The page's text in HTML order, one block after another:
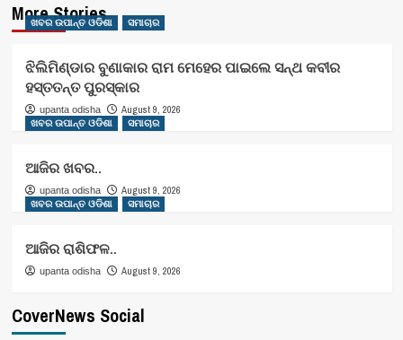
More Stories
ଖବର ଉପାନ୍ତ ଓଡିଶା ସମାଚାର
ଝିଲିମିଣ୍ଡାର ବୁଣାକାର ରାମ ମେହେର ପାଇଲେ ସନ୍ଥ କବୀର
ହସ୍ତତନ୍ତ ପୁରସ୍କାର
upanta odisha
August 9, 2026
ଖବର ଉପାନ୍ତ ଓଡିଶା
ସମାଚାର
ଆଜିର ଖବର..
upanta odisha
August 9, 2026
ଖବର ଉପାନ୍ତ ଓଡିଶା
ସମାଚାର
ଆଜିର ରାଶିଫଳ..
upanta odisha August 9, 2026
CoverNews Social